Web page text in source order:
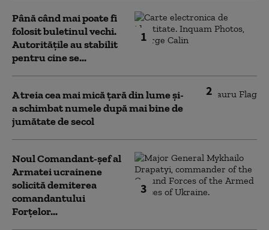
1
Până când mai poate fi
folosit buletinul vechi.
Autoritățile au stabilit
pentru cine se...
2
A treia cea mai mică țară din lume și-
a schimbat numele după mai bine de
jumătate de secol
3
Noul Comandant-șef al
Armatei ucrainene
solicită demiterea
comandantului
Forțelor...